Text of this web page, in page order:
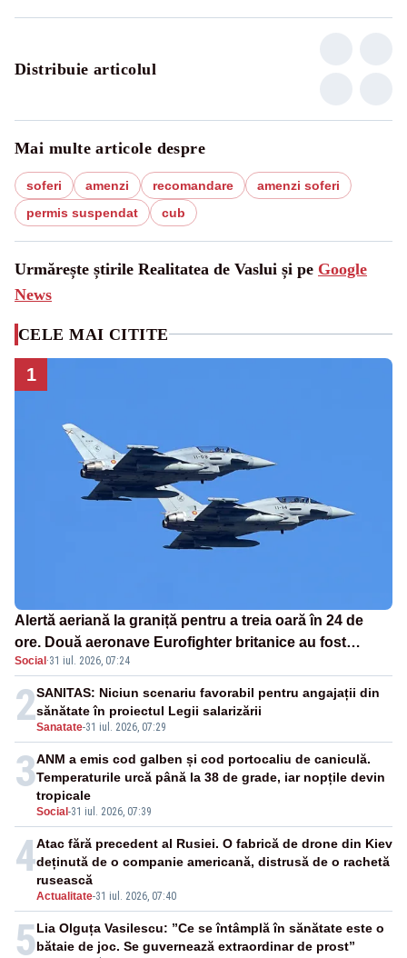
Distribuie articolul
Mai multe articole despre
soferi amenzi recomandare
amenzi soferi
permis suspendat
cub
Urmărește știrile Realitatea de Vaslui și pe Google
News
CELE MAI CITITE
1
Alertă aeriană la graniță pentru a treia oară în 24 de
ore. Două aeronave Eurofighter britanice au fost
ridicate de la sol
Social ·31 iul. 2026, 07:24
2Sanatate-31 iul. 2026, 07:29
SANITAS: Niciun scenariu favorabil pentru angajații din
sănătate în proiectul Legii salarizării
3
Social -31 iul. 2026, 07:39
ANM a emis cod galben și cod portocaliu de caniculă.
Temperaturile urcă până la 38 de grade, iar nopțile devin
tropicale
4
Actualitate-31 iul. 2026, 07:40
Atac fără precedent al Rusiei. O fabrică de drone din Kiev
deținută de o companie americană, distrusă de o rachetă
rusească
5Lia Olguța Vasilescu: ”Ce se întâmplă în sănătate este o
bătaie de joc. Se guvernează extraordinar de prost”